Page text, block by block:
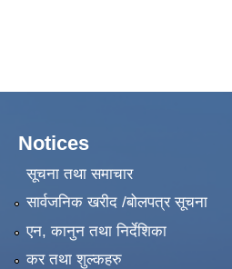
Notices
सूचना तथा समाचार
सार्वजनिक खरीद /बोलपत्र सूचना
एन, कानुन तथा निर्देशिका
कर तथा शुल्कहरु